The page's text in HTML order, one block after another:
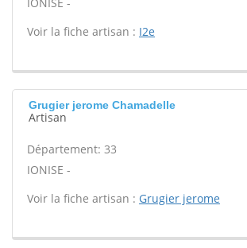
Voir la fiche artisan : I2e
Grugier jerome Chamadelle
Artisan
Département: 33
IONISE -
Voir la fiche artisan : Grugier jerome